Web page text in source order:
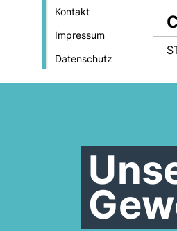
Kontakt
Impressum
Datenschutz